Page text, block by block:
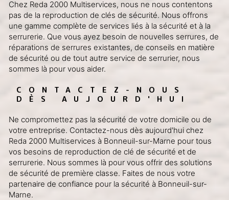
Chez Reda 2000 Multiservices, nous ne nous contentons
pas de la reproduction de clés de sécurité. Nous offrons
une gamme complète de services liés à la sécurité et à la
serrurerie. Que vous ayez besoin de nouvelles serrures, de
réparations de serrures existantes, de conseils en matière
de sécurité ou de tout autre service de serrurier, nous
sommes là pour vous aider.
CONTACTEZ-NOUS
DÈS AUJOURD'HUI
Ne compromettez pas la sécurité de votre domicile ou de
votre entreprise. Contactez-nous dès aujourd'hui chez
Reda 2000 Multiservices à Bonneuil-sur-Marne pour tous
vos besoins de reproduction de clé de sécurité et de
serrurerie. Nous sommes là pour vous offrir des solutions
de sécurité de première classe. Faites de nous votre
partenaire de confiance pour la sécurité à Bonneuil-sur-
Marne.